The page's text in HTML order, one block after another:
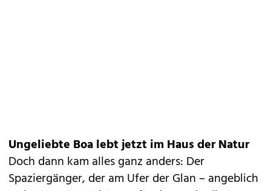
Ungeliebte Boa lebt jetzt im Haus der Natur
Doch dann kam alles ganz anders: Der
Spaziergänger, der am Ufer der Glan – angeblich